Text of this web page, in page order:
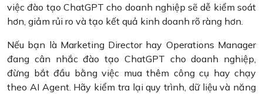
việc đào tạo ChatGPT cho doanh nghiệp sẽ dễ kiểm soát
hơn, giảm rủi ro và tạo kết quả kinh doanh rõ ràng hơn.
Nếu bạn là Marketing Director hay Operations Manager
đang cân nhắc đào tạo ChatGPT cho doanh nghiệp,
đừng bắt đầu bằng việc mua thêm công cụ hay chạy
theo AI Agent. Hãy kiểm tra lại quy trình, dữ liệu và năng